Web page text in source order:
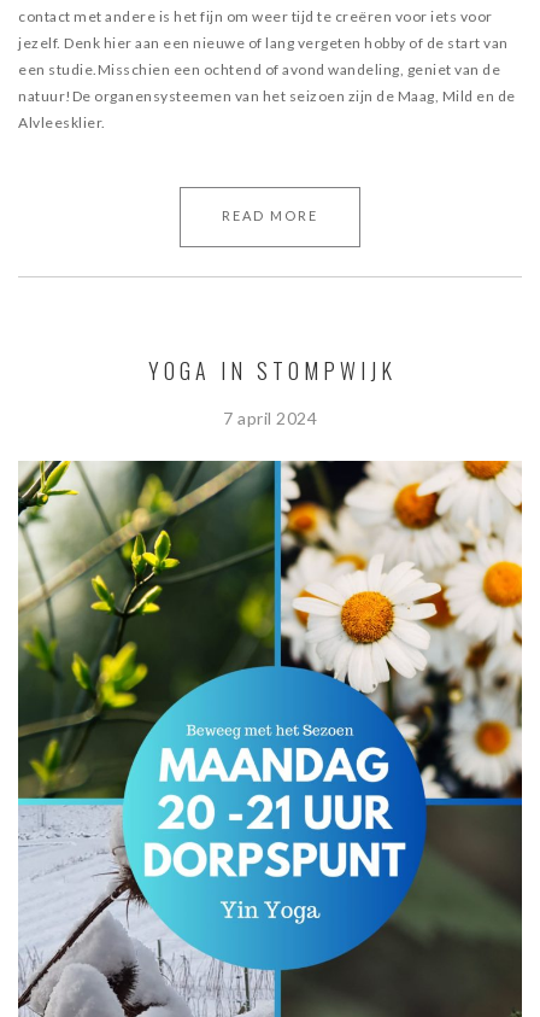
contact met andere is het fijn om weer tijd te creëren voor iets voor
jezelf. Denk hier aan een nieuwe of lang vergeten hobby of de start van
een studie.Misschien een ochtend of avond wandeling, geniet van de
natuur!De organensysteemen van het seizoen zijn de Maag, Mild en de
Alvleesklier.
READ MORE
YOGA IN STOMPWIJK
7 april 2024